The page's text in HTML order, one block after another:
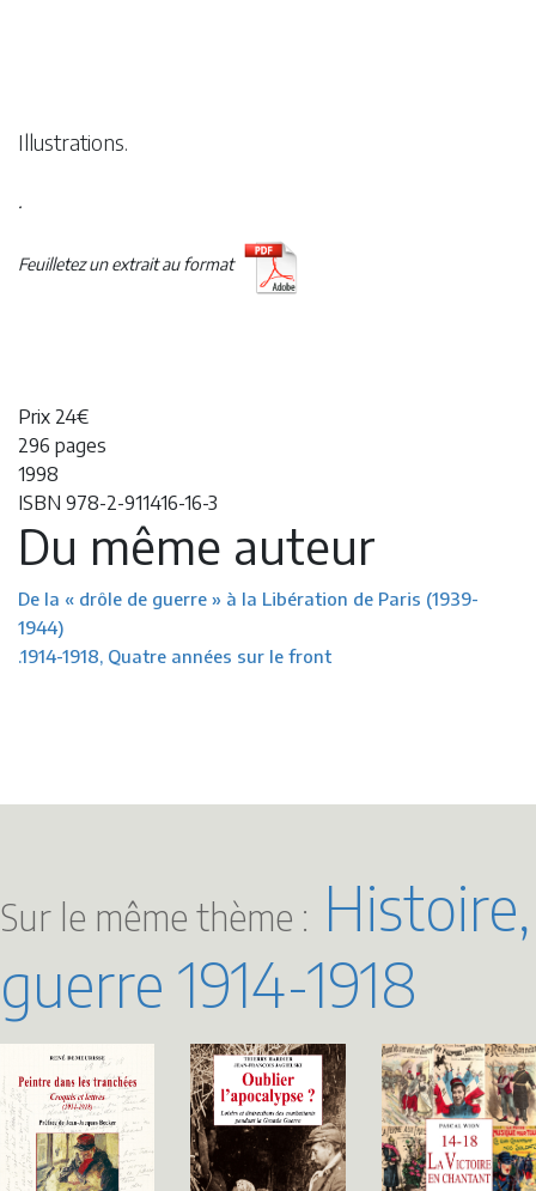
Illustrations.
.
Feuilletez un extrait au format
Prix 24€
296 pages
1998
ISBN 978-2-911416-16-3
Du même auteur
De la « drôle de guerre » à la Libération de Paris (1939-
1944)
.1914-1918, Quatre années sur le front
Sur le même thème : Histoire,
guerre 1914-1918